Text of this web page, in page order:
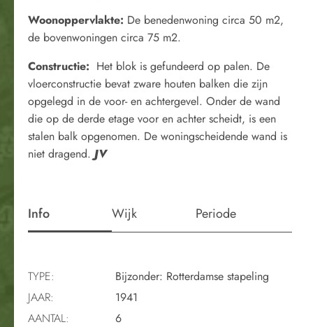
Woonoppervlakte: De benedenwoning circa 50 m2,
de bovenwoningen circa 75 m2.
Constructie: Het blok is gefundeerd op palen. De
vloerconstructie bevat zware houten balken die zijn
opgelegd in de voor- en achtergevel. Onder de wand
die op de derde etage voor en achter scheidt, is een
stalen balk opgenomen. De woningscheidende wand is
niet dragend. JV
Info Wijk Periode
TYPE:
Bijzonder: Rotterdamse stapeling
JAAR:
1941
AANTAL:
6